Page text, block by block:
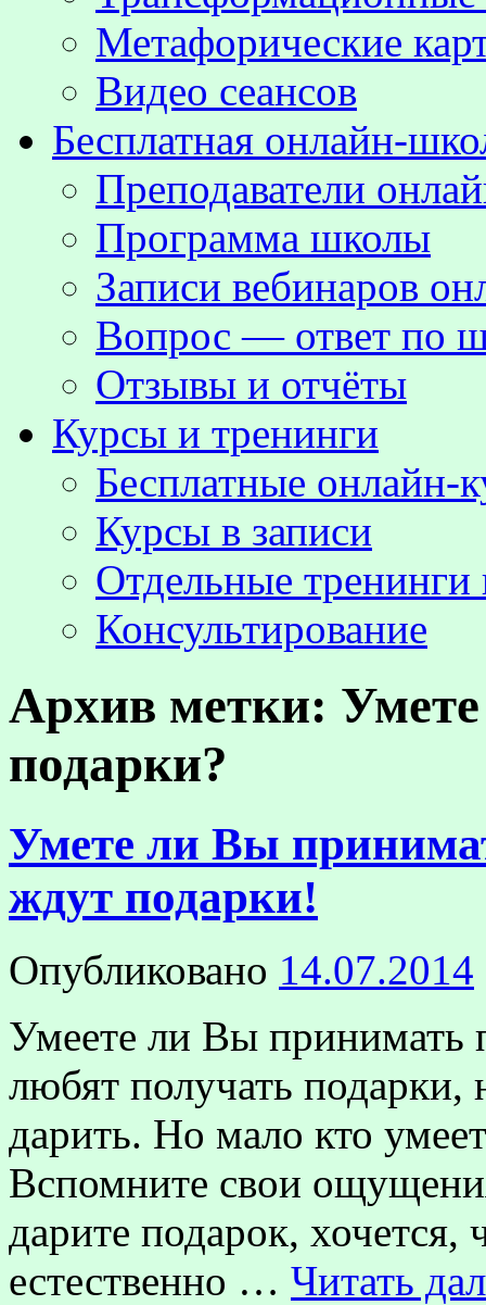
Метафорические
Видео сеансов
Бесплатная онлайн-
Преподаватели
Программа школы
Записи вебинаров
Вопрос — ответ по
Отзывы и отчёты
Курсы и тренинги
Бесплатные онлайн-
Курсы в записи
Отдельные тренинги
Консультирование
Архив метки:
подарки?
Умете ли Вы
ждут подарки!
Опубликовано 14.07.2014
Умеете ли Вы принимать
любят получать
дарить. Но мало кто
Вспомните свои
дарите подарок, хочется,
естественно … Читать